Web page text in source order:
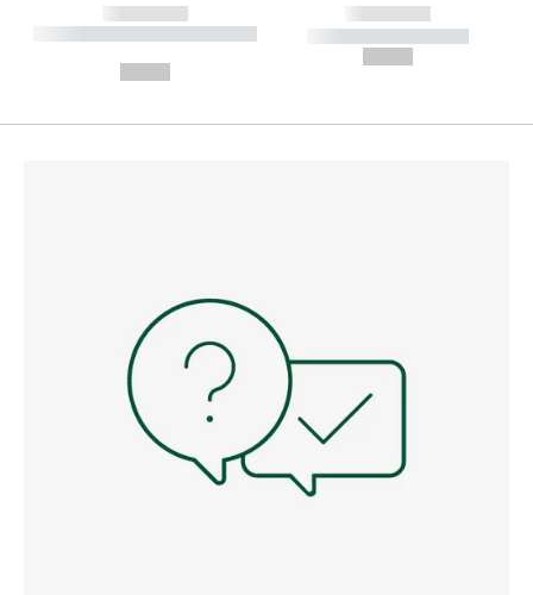
------------
----------- ----------- --------
------------
----------- -----------